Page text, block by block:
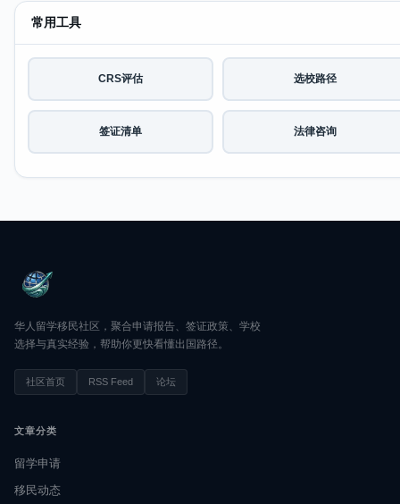
常用工具
CRS评估 选校路径
签证清单 法律咨询
华人留学移民社区，聚合申请报告、签证政策、学校
选择与真实经验，帮助你更快看懂出国路径。
社区首页 RSS Feed 论坛
文章分类
留学申请
移民动态